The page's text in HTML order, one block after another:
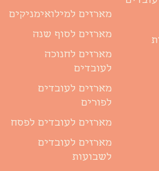
מארזים למילואימניקים
מארזים לסוף שנה
מארזים לחנוכה
לעובדים
מארזים לעובדים
לפורים
מארזים לעובדים לפסח
מארזים לעובדים
לשבועות